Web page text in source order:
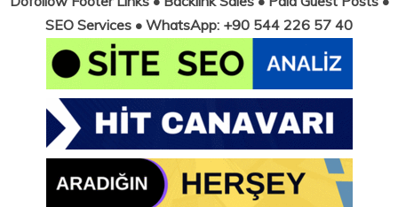
SEO Services • WhatsApp: +90 544 226 57 40